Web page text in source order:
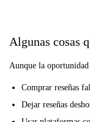
Algunas cosas
Aunque la
Comprar reseñas
Dejar reseñas